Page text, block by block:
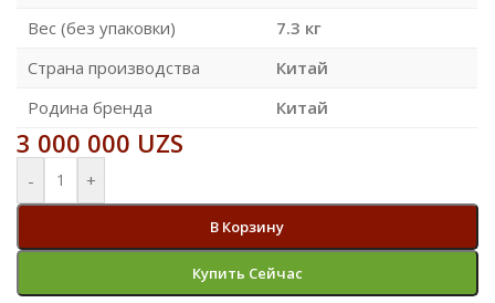
Вес (без упаковки)
7.3 кг
Страна производства
Китай
Родина бренда
Китай
3 000 000 UZS
- +
В Корзину
Купить Сейчас